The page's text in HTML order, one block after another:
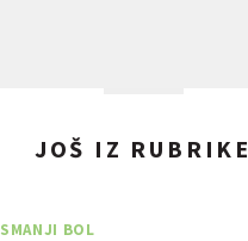
JOŠ IZ RUBRIKE
SMANJI BOL